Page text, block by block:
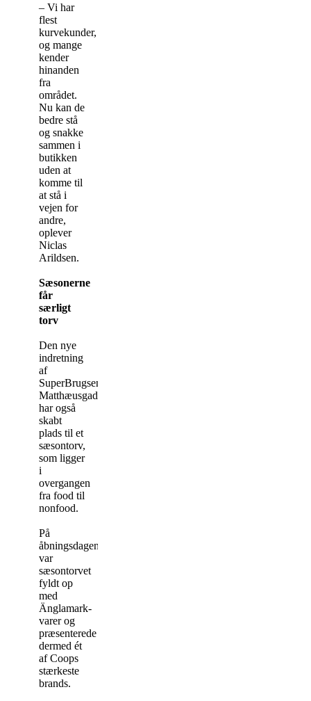
– Vi har
flest
kurvekunder,
og mange
kender
hinanden
fra
området.
Nu kan de
bedre stå
og snakke
sammen i
butikken
uden at
komme til
at stå i
vejen for
andre,
oplever
Niclas
Arildsen.
Sæsonerne
får
særligt
torv
Den nye
indretning
af
SuperBrugsen
Matthæusgade
har også
skabt
plads til et
sæsontorv,
som ligger
i
overgangen
fra food til
nonfood.
På
åbningsdagen
var
sæsontorvet
fyldt op
med
Änglamark-
varer og
præsenterede
dermed ét
af Coops
stærkeste
brands.